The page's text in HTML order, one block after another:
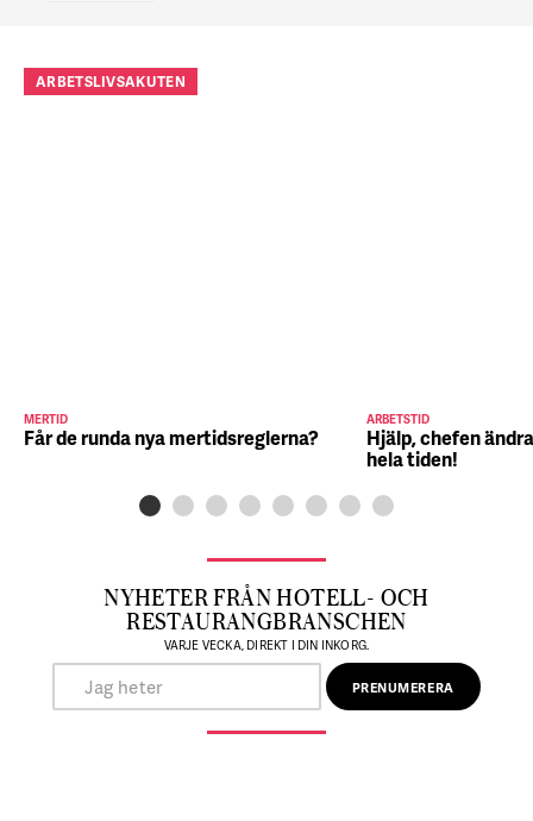
ARBETSLIVSAKUTEN
MERTID
Får de runda nya mertidsreglerna?
ARBETSTID
Hjälp, chefen
hela tiden!
NYHETER FRÅN HOTELL- OCH
RESTAURANGBRANSCHEN
VARJE VECKA, DIREKT I DIN INKORG.